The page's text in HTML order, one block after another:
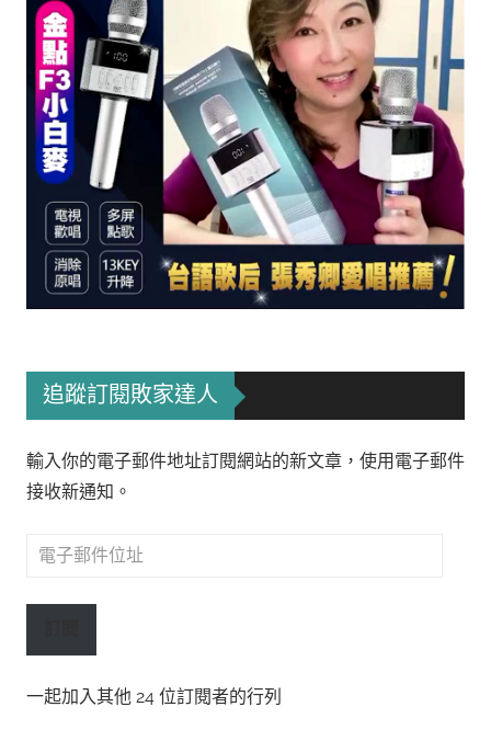
追蹤訂閱敗家達人
輸入你的電子郵件地址訂閱網站的新文章，使用電子郵件
接收新通知。
電
郵
址
一起加入其他 24 位訂閱者的行列